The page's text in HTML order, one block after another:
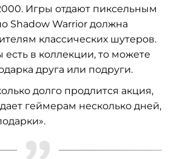
Игры отдают пиксельным
Shadow Warrior должна
классических шутеров.
есть в коллекции, то можете
друга или подруги.
долго продлится акция,
геймерам несколько дней,